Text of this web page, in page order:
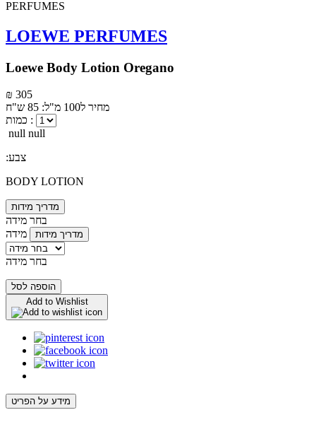
LOEWE PERFUMES
Loewe Body Lotion Oregano
₪ 305
מחיר ל100 מ"ל: 85 ש"ח
כמות :
null null
:צבע
BODY LOTION
מדריך מידות
בחר מידה
מידה
מדריך מידות
בחר מידה
הוספה לסל
Add to Wishlist
מידע על הפריט